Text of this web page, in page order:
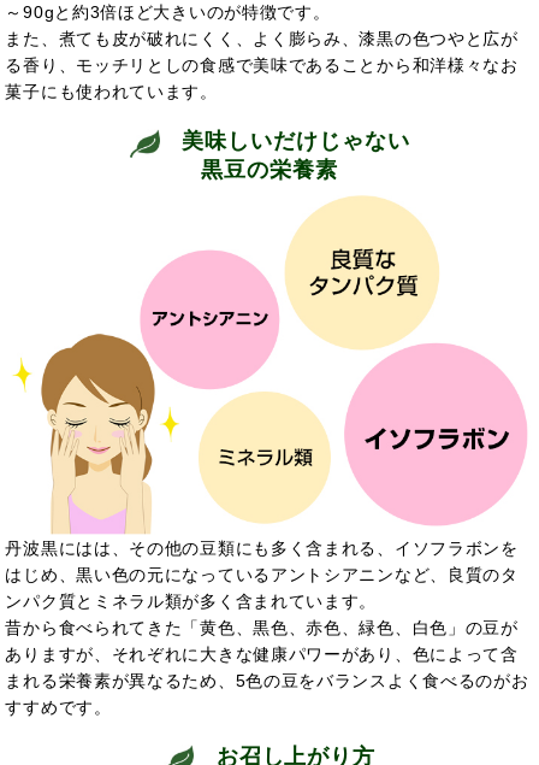
～90gと約3倍ほど大きいのが特徴です。
また、煮ても皮が破れにくく、よく膨らみ、漆黒の色つやと広が
る香り、モッチリとしの食感で美味であることから和洋様々なお
菓子にも使われています。
美味しいだけじゃない
黒豆の栄養素
丹波黒にはは、その他の豆類にも多く含まれる、イソフラボンを
はじめ、黒い色の元になっているアントシアニンなど、良質のタ
ンパク質とミネラル類が多く含まれています。
昔から食べられてきた「黄色、黒色、赤色、緑色、白色」の豆が
ありますが、それぞれに大きな健康パワーがあり、色によって含
まれる栄養素が異なるため、5色の豆をバランスよく食べるのがお
すすめです。
お召し上がり方